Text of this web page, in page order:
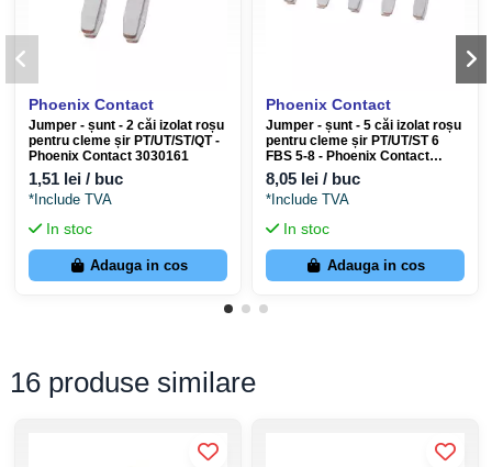
șuntului.
Compatibilitate:
Specificații tehnice Capac FBSC 3012325
Cod producător
3012325
Cod EAN
4046356813310
Tip
Material
Culoare
Roșu (RAL 3001)
Utilizare
Protecție capete tăiate jumperi FBS pas 5 și
6 mm
Phoenix Contact
Jumper - șunt - 2 căi izolat roșu
pentru cleme șir PT/UT/ST/QT -
Phoenix Contact 3030161
1,51 lei / buc
*Include TVA
In stoc
Adauga in cos
Phoenix Contact
Jumper - șunt - 5 căi izolat roșu
pentru cleme șir PT/UT/ST 6
FBS 5-8 - Phoenix Contact
3030310
8,05 lei / buc
*Include TVA
In stoc
Adauga in cos
16 produse similare